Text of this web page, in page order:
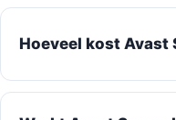
Hoeveel kost Avast